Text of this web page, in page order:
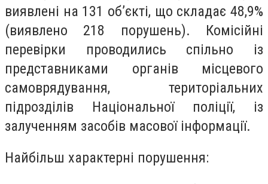
виявлені на 131 об’єкті, що складає 48,9%
(виявлено 218 порушень). Комісійні
перевірки проводились спільно із
представниками органів місцевого
самоврядування, територіальних
підрозділів Національної поліції, із
залученням засобів масової інформації.
Найбільш характерні порушення: